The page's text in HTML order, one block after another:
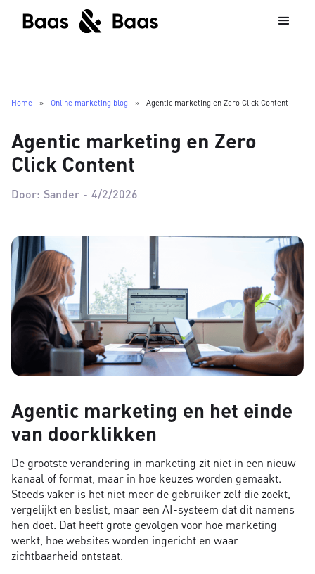
Home » Online marketing blog » Agentic marketing en Zero Click Content
Agentic marketing en Zero
Click Content
Door: Sander - 4/2/2026
Agentic marketing en het einde
van doorklikken
De grootste verandering in marketing zit niet in een nieuw
kanaal of format, maar in hoe keuzes worden gemaakt.
Steeds vaker is het niet meer de gebruiker zelf die zoekt,
vergelijkt en beslist, maar een AI-systeem dat dit namens
hen doet. Dat heeft grote gevolgen voor hoe marketing
werkt, hoe websites worden ingericht en waar
zichtbaarheid ontstaat.